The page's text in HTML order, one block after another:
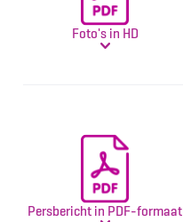
Foto's in HD
Persbericht in PDF-formaat